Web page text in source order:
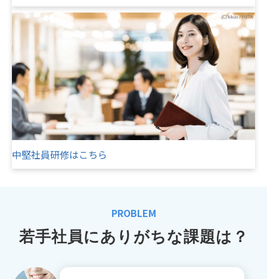
中堅社員研修はこちら
PROBLEM
若手社員にありがちな課題は？